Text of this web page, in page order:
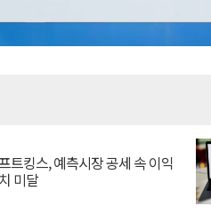
트킹스, 예측시장 공세 속 이익
미달